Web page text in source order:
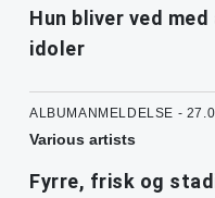
Hun bliver ved
idoler
ALBUMANMELDELSE -
Various artists
Fyrre, frisk og